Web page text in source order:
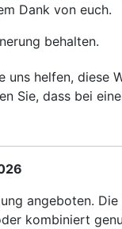
Dank von euch.
behalten.
angeboten.
kombiniert
helfen, diese
Sie, dass bei